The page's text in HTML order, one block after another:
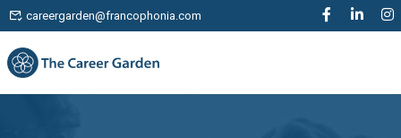
careergarden@francophonia.com